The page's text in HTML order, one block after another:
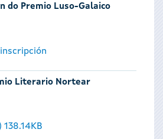
do Premio Luso-Galaico
Literario Nortear
138.14KB